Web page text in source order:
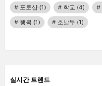
포토샵 (1) 학교 (4)
행복 (1) 호날두 (1)
실시간 트렌드